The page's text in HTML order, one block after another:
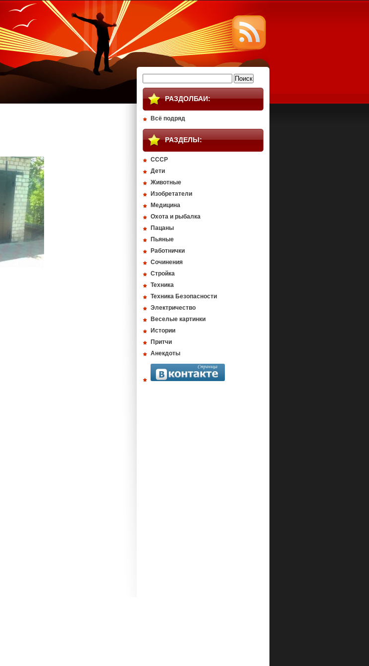
РАЗДОЛБАИ:
Всё подряд
РАЗДЕЛЫ:
СССР
Дети
Животные
Изобретатели
Медицина
Охота и рыбалка
Пацаны
Пьяные
Работнички
Сочинения
Стройка
Техника
Техника Безопасности
Электричество
Веселые картинки
Истории
Притчи
Анекдоты